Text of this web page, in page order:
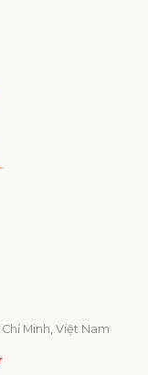
Chí Minh, Việt Nam